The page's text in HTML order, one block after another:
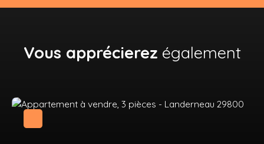
Vous apprécierez également